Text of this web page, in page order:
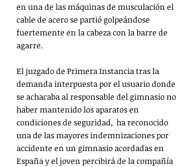
en una de las máquinas de musculación el
cable de acero se partió golpeándose
fuertemente en la cabeza con la barre de
agarre.
El juzgado de Primera Instancia tras la
demanda interpuesta por el usuario donde
se achacaba al responsable del gimnasio no
haber mantenido los aparatos en
condiciones de seguridad,  ha reconocido
una de las mayores indemnizaciones por
accidente en un gimnasio acordadas en
España y el joven percibirá de la compañía